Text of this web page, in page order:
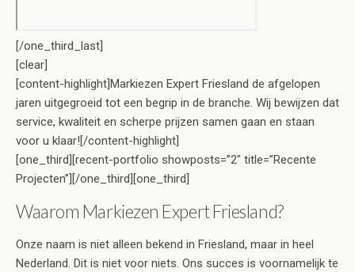
[/one_third_last]
[clear]
[content-highlight]Markiezen Expert Friesland de afgelopen
jaren uitgegroeid tot een begrip in de branche. Wij bewijzen dat
service, kwaliteit en scherpe prijzen samen gaan en staan
voor u klaar![/content-highlight]
[one_third][recent-portfolio showposts=”2″ title=”Recente
Projecten”][/one_third][one_third]
Waarom Markiezen Expert Friesland?
Onze naam is niet alleen bekend in Friesland, maar in heel
Nederland. Dit is niet voor niets. Ons succes is voornamelijk te